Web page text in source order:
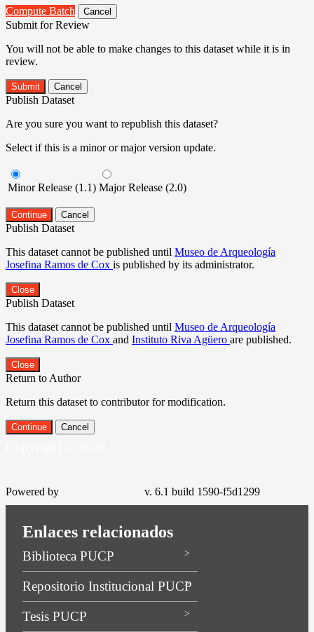
Compute Batch
Cancel
Submit for Review
You will not be able to make changes to this dataset while it is in
review.
Submit Cancel
Publish Dataset
Are you sure you want to republish this dataset?
Select if this is a minor or major version update.
Minor Release (1.1) Major Release (2.0)
Continue Cancel
Publish Dataset
This dataset cannot be published until Museo de Arqueología
Josefina Ramos de Cox is published by its administrator.
Close
Publish Dataset
This dataset cannot be published until Museo de Arqueología
Josefina Ramos de Cox and Instituto Riva Agüero are published.
Close
Return to Author
Return this dataset to contributor for modification.
Continue Cancel
Powered by v. 6.1 build 1590-f5d1299
Enlaces relacionados
Biblioteca PUCP
Repositorio Institucional PUCP
Tesis PUCP